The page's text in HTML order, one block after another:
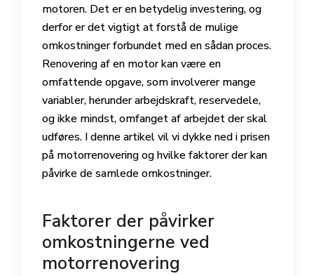
motoren. Det er en betydelig investering, og
derfor er det vigtigt at forstå de mulige
omkostninger forbundet med en sådan proces.
Renovering af en motor kan være en
omfattende opgave, som involverer mange
variabler, herunder arbejdskraft, reservedele,
og ikke mindst, omfanget af arbejdet der skal
udføres. I denne artikel vil vi dykke ned i prisen
på motorrenovering og hvilke faktorer der kan
påvirke de samlede omkostninger.
Faktorer der påvirker
omkostningerne ved
motorrenovering